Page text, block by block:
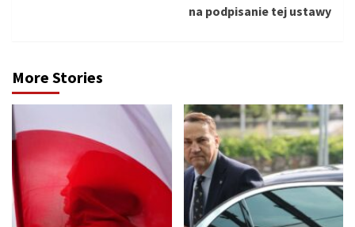
na podpisanie tej ustawy
More Stories